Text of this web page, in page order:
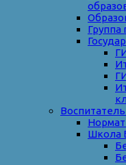
Группа
Школа